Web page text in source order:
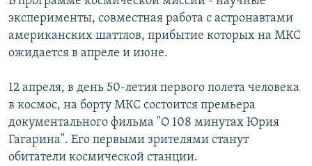
эксперименты, совместная работа с астронавтами
американских шаттлов, прибытие которых на МКС
ожидается в апреле и июне.
12 апреля, в день 50-летия первого полета человека
в космос, на борту МКС состоится премьера
документального фильма "О 108 минутах Юрия
Гагарина". Его первыми зрителями станут
обитатели космической станции.